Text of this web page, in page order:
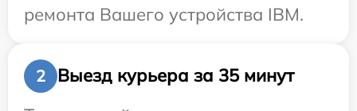
ремонта Вашего устройства IBM.
2
Выезд курьера за 35 минут